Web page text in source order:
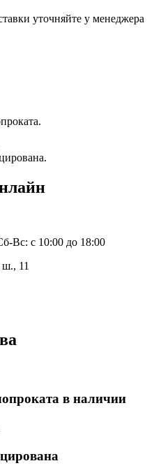
уточняйте у менеджера
Вс: с 10:00 до 18:00
11
в наличии